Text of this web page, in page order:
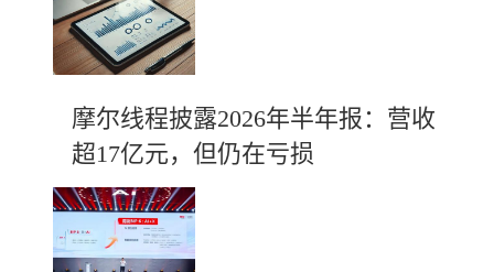
摩尔线程披露2026年半年报：营收
超17亿元，但仍在亏损